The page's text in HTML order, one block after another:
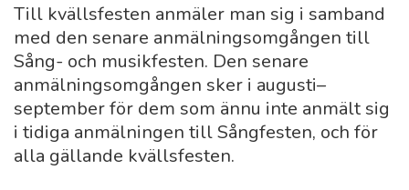
Till kvällsfesten anmäler man sig i samband
med den senare anmälningsomgången till
Sång- och musikfesten. Den senare
anmälningsomgången sker i augusti–
september för dem som ännu inte anmält sig
i tidiga anmälningen till Sångfesten, och för
alla gällande kvällsfesten.